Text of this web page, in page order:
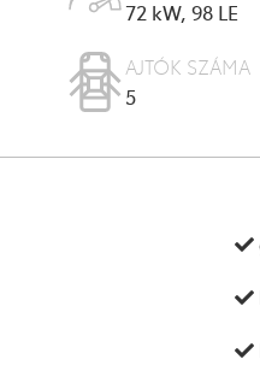
72 kW, 98 LE
AJTÓK SZÁMA
5